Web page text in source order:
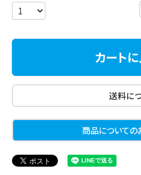
カート
送料に
商品について